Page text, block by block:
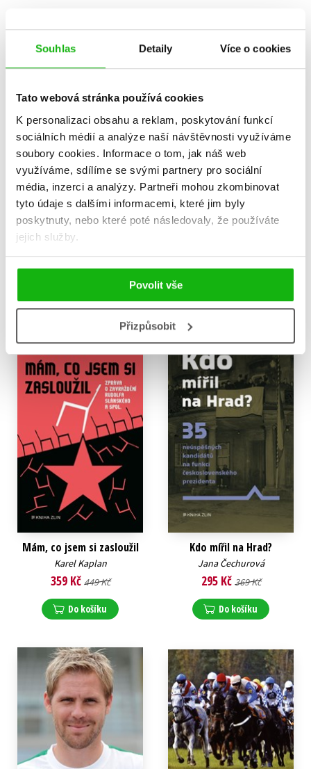
Souhlas Detaily Více o cookies
Tato webová stránka používá cookies
K personalizaci obsahu a reklam, poskytování funkcí
sociálních médií a analýze naší návštěvnosti využíváme
soubory cookies. Informace o tom, jak náš web
využíváme, sdílíme se svými partnery pro sociální
média, inzerci a analýzy. Partneři mohou zkombinovat
tyto údaje s dalšími informacemi, které jim byly
poskytnuty, nebo které poté následovaly, že používáte
jejich služby.
Povolit vše
Přizpůsobit
Milénium!
Johana Fundová
359 Kč449 Kč
Rudolf Slánský
359 Kč449 Kč
Mám, co jsem si zasloužil
Karel Kaplan
359 Kč 449 Kč
Do košíku
Kdo mířil na Hrad?
Jana Čechurová
295 Kč 369 Kč
Do košíku